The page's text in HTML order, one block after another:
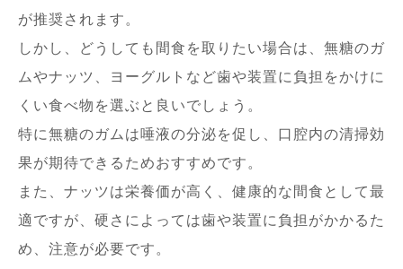
が推奨されます。
しかし、どうしても間食を取りたい場合は、無糖のガ
ムやナッツ、ヨーグルトなど歯や装置に負担をかけに
くい食べ物を選ぶと良いでしょう。
特に無糖のガムは唾液の分泌を促し、口腔内の清掃効
果が期待できるためおすすめです。
また、ナッツは栄養価が高く、健康的な間食として最
適ですが、硬さによっては歯や装置に負担がかかるた
め、注意が必要です。